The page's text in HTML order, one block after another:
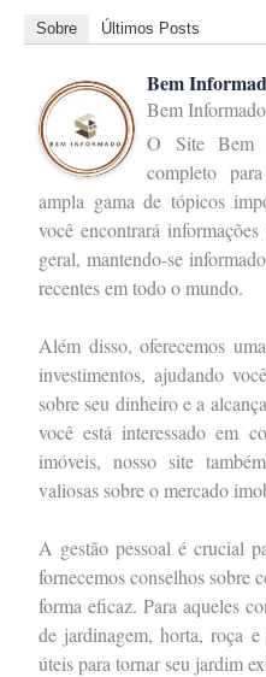
Sobre Últimos Posts
Bem
Bem
O Site Bem
completo
ampla gama de tópicos
você encontrará
geral, mantendo-se
recentes em todo o mundo.
Além disso, oferecemos
investimentos, ajudando
sobre seu dinheiro e a
você está interessado em
imóveis, nosso site
valiosas sobre o mercado
A gestão pessoal é crucial
fornecemos conselhos sobre
forma eficaz. Para aqueles
de jardinagem, horta, roça
úteis para tornar seu jardim